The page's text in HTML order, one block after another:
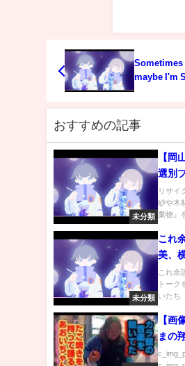
Sometimes
maybe I'm
おすすめの記事
未分類
【岡
選別
リサイ
砂や木
棄物』
未分類
これ
美、
日
これ
トー
いた
【画
まの